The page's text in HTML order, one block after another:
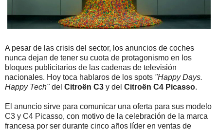
A pesar de las crisis del sector, los anuncios de coches
nunca dejan de tener su cuota de protagonismo en los
bloques publicitarios de las cadenas de televisión
nacionales. Hoy toca hablaros de los spots "Happy Days.
Happy Tech"del Citroën C3 y del Citroën C4 Picasso.
El anuncio sirve para comunicar una oferta para sus modelo
C3 y C4 Picasso, con motivo de la celebración de la marca
francesa por ser durante cinco años líder en ventas de